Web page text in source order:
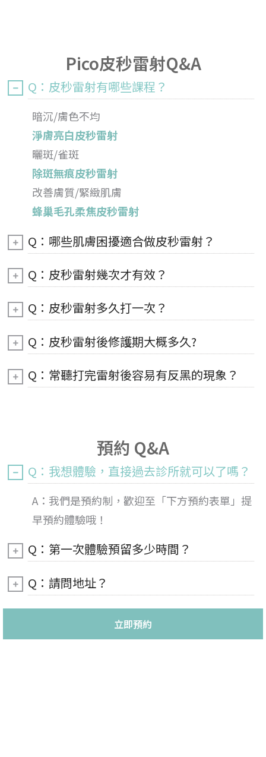
Pico皮秒雷射Q&A
Q：皮秒雷射有哪些課程？
暗沉/膚色不均
淨膚亮白皮秒雷射
曬斑/雀斑
除斑無痕皮秒雷射
改善膚質/緊緻肌膚
蜂巢毛孔柔焦皮秒雷射
Q：哪些肌膚困擾適合做皮秒雷射？
Q：皮秒雷射幾次才有效？
Q：皮秒雷射多久打一次？
Q：皮秒雷射後修護期大概多久?
Q：常聽打完雷射後容易有反黑的現象？
預約 Q&A
Q：我想體驗，直接過去診所就可以了嗎？
A：我們是預約制，歡迎至「下方預約表單」提
早預約體驗哦！
Q：第一次體驗預留多少時間？
Q：請問地址？
立即預約